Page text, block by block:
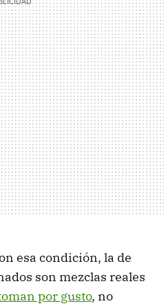
esa condición, la de
son mezclas reales
por gusto, no